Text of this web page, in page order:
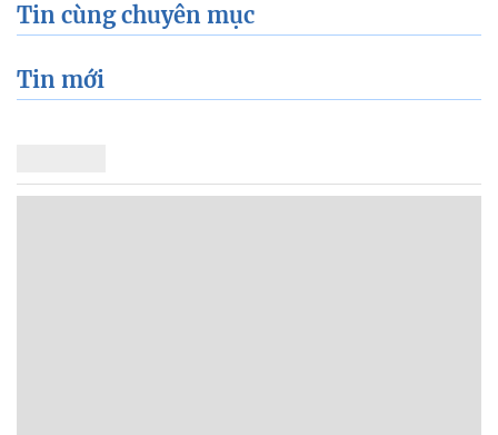
Tin cùng chuyên mục
Tin mới